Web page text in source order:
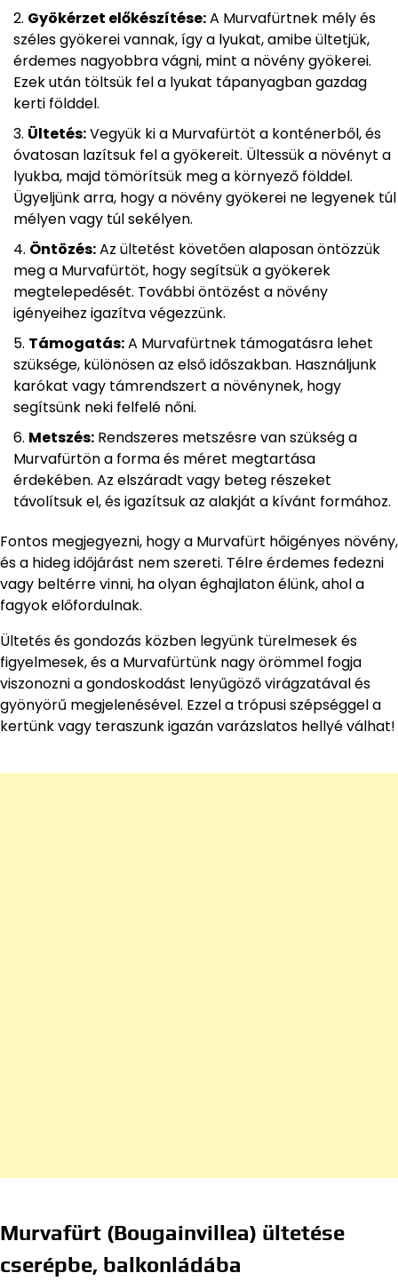
Gyökérzet előkészítése:A Murvafürtnek mély és
széles gyökerei vannak, így a lyukat, amibe ültetjük,
érdemes nagyobbra vágni, mint a növény gyökerei.
Ezek után töltsük fel a lyukat tápanyagban gazdag
kerti földdel.
Ültetés:Vegyük ki a Murvafürtöt a konténerből, és
óvatosan lazítsuk fel a gyökereit. Ültessük a növényt a
lyukba, majd tömörítsük meg a környező földdel.
Ügyeljünk arra, hogy a növény gyökerei ne legyenek túl
mélyen vagy túl sekélyen.
Öntözés:Az ültetést követően alaposan öntözzük
meg a Murvafürtöt, hogy segítsük a gyökerek
megtelepedését. További öntözést a növény
igényeihez igazítva végezzünk.
Támogatás:A Murvafürtnek támogatásra lehet
szüksége, különösen az első időszakban. Használjunk
karókat vagy támrendszert a növénynek, hogy
segítsünk neki felfelé nőni.
Metszés: Rendszeres metszésre van szükség a
Murvafürtön a forma és méret megtartása
érdekében. Az elszáradt vagy beteg részeket
távolítsuk el, és igazítsuk az alakját a kívánt formához.
Fontos megjegyezni, hogy a Murvafürt hőigényes növény,
és a hideg időjárást nem szereti. Télre érdemes fedezni
vagy beltérre vinni, ha olyan éghajlaton élünk, ahol a
fagyok előfordulnak.
Ültetés és gondozás közben legyünk türelmesek és
figyelmesek, és a Murvafürtünk nagy örömmel fogja
viszonozni a gondoskodást lenyűgöző virágzatával és
gyönyörű megjelenésével. Ezzel a trópusi szépséggel a
kertünk vagy teraszunk igazán varázslatos hellyé válhat!
Murvafürt (Bougainvillea) ültetése
cserépbe, balkonládába